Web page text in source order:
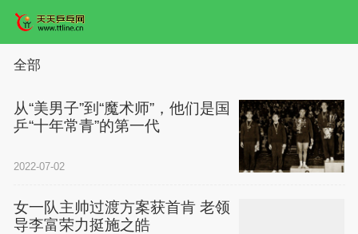
全部
从“美男子”到“魔术师”，他们是国
乒“十年常青”的第一代
2022-07-02
女一队主帅过渡方案获首肯 老领
导李富荣力挺施之皓